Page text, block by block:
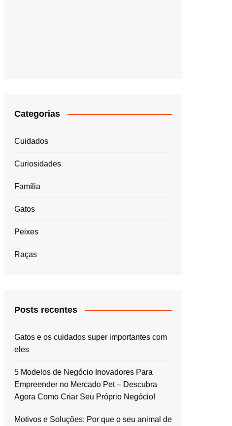
Categorias
Cuidados
Curiosidades
Família
Gatos
Peixes
Raças
Posts recentes
Gatos e os cuidados super importantes com
eles
5 Modelos de Negócio Inovadores Para
Empreender no Mercado Pet – Descubra
Agora Como Criar Seu Próprio Negócio!
Motivos e Soluções: Por que o seu animal de